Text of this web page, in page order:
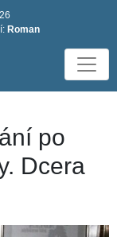
Roman
po
Dcera